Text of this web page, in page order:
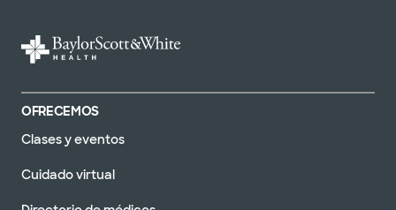
OFRECEMOS
Clases y eventos
Cuidado virtual